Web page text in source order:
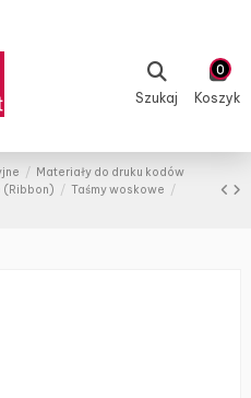
Szukaj
0
Koszyk
Materiały do druku kodów
(Ribbon)
Taśmy woskowe